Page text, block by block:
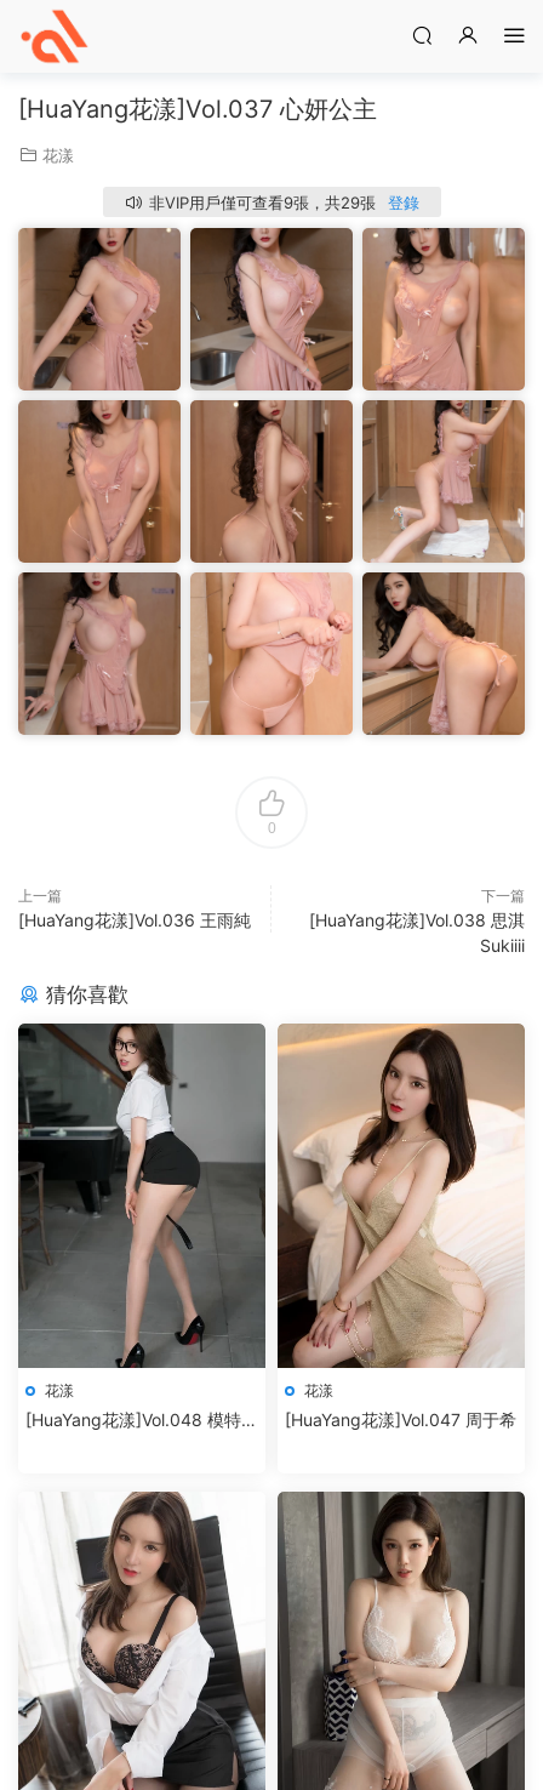
[HuaYang花漾]Vol.037 心妍公主
花漾
非VIP用戶僅可查看9張，共29張 登錄
0
上一篇
[HuaYang花漾]Vol.036 王雨純
下一篇
[HuaYang花漾]Vol.038 思淇
Sukiiii
猜你喜歡
花漾
[HuaYang花漾]Vol.048 模特合
花漾
[HuaYang花漾]Vol.047 周于希